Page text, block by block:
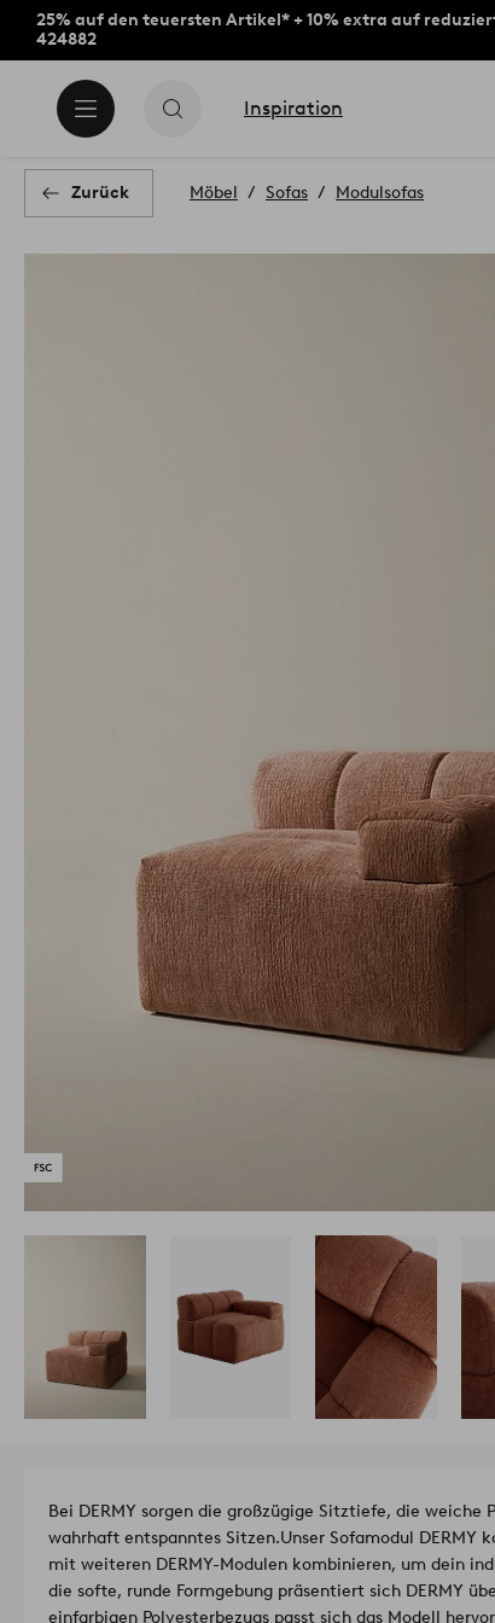
25% auf den teuersten Artikel* + 10% extra auf
424882
Inspiration
Zurück Möbel Sofas Modulsofas
Bei DERMY sorgen die großzügige Sitztiefe, die weiche
wahrhaft entspanntes Sitzen.Unser Sofamodul DERMY
mit weiteren DERMY-Modulen kombinieren, um dein
die softe, runde Formgebung präsentiert sich DERMY
einfarbigen Polyesterbezugs passt sich das Modell